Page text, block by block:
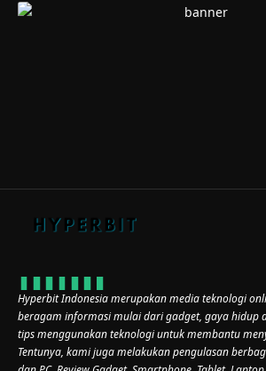
Hyperbit Indonesia merupakan media teknologi
beragam informasi mulai dari gadget, gaya hidup
tips menggunakan teknologi untuk membantu
Tentunya, kami juga melakukan pengulasan